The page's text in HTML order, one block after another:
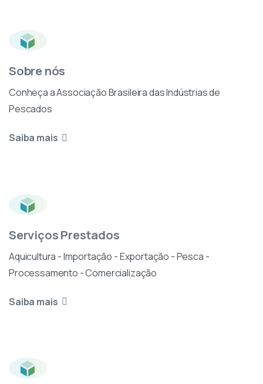
The Seafood Summit Brazil 2018 2:09:58
Sobre nós
Conheça a Associação Brasileira das Indústrias de
Pescados
Saiba mais
Serviços Prestados
Aquicultura - Importação - Exportação - Pesca -
Processamento - Comercialização
Saiba mais